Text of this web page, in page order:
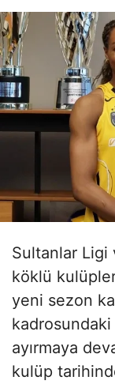
Sultanlar Ligi
köklü
yeni sezon
kadrosundaki
ayırmaya
kulüp